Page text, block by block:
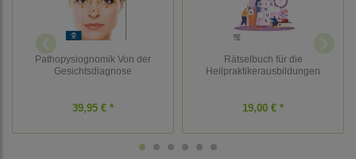
Pathopysiognomik Von der
Gesichtsdiagnose
39,95 € *
Rätselbuch für die
Heilpraktikerausbildungen
19,00 € *